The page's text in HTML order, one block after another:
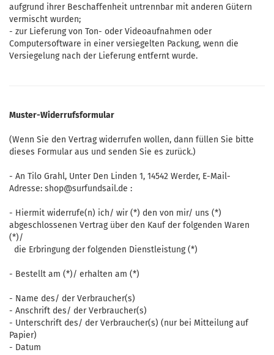
aufgrund ihrer Beschaffenheit untrennbar mit anderen Gütern
vermischt wurden;
- zur Lieferung von Ton- oder Videoaufnahmen oder
Computersoftware in einer versiegelten Packung, wenn die
Versiegelung nach der Lieferung entfernt wurde.
Muster-Widerrufsformular
(Wenn Sie den Vertrag widerrufen wollen, dann füllen Sie bitte
dieses Formular aus und senden Sie es zurück.)
- An Tilo Grahl, Unter Den Linden 1, 14542 Werder, E-Mail-
Adresse: shop@surfundsail.de :
- Hiermit widerrufe(n) ich/ wir (*) den von mir/ uns (*)
abgeschlossenen Vertrag über den Kauf der folgenden Waren
(*)/
die Erbringung der folgenden Dienstleistung (*)
- Bestellt am (*)/ erhalten am (*)
- Name des/ der Verbraucher(s)
- Anschrift des/ der Verbraucher(s)
- Unterschrift des/ der Verbraucher(s) (nur bei Mitteilung auf
Papier)
- Datum